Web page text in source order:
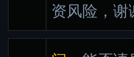
资风险，谢